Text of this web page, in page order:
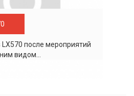
LХ570 после мероприятий
видом...